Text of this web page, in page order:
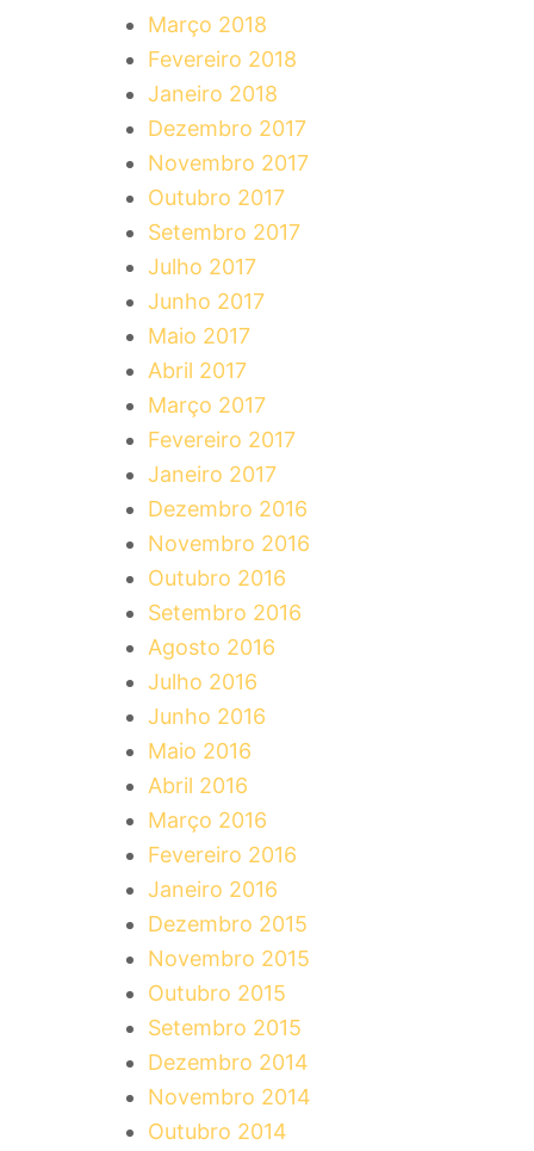
Março 2018
Fevereiro 2018
Janeiro 2018
Dezembro 2017
Novembro 2017
Outubro 2017
Setembro 2017
Julho 2017
Junho 2017
Maio 2017
Abril 2017
Março 2017
Fevereiro 2017
Janeiro 2017
Dezembro 2016
Novembro 2016
Outubro 2016
Setembro 2016
Agosto 2016
Julho 2016
Junho 2016
Maio 2016
Abril 2016
Março 2016
Fevereiro 2016
Janeiro 2016
Dezembro 2015
Novembro 2015
Outubro 2015
Setembro 2015
Dezembro 2014
Novembro 2014
Outubro 2014